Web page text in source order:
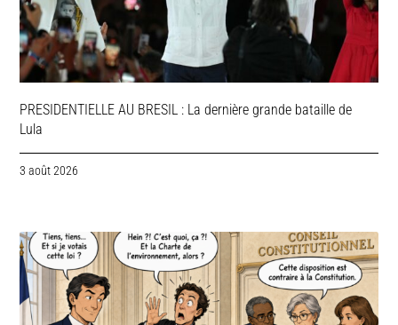
PRESIDENTIELLE AU BRESIL : La dernière grande bataille de
Lula
3 août 2026